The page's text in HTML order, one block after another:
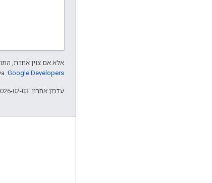
אלא אם צוין אחרת,
Google Developers‏.‏ Java הוא סימן מסחרי רשום של חברת Oracle ו/או של השותפים העצמאיים שלה.
עדכון אחרון: 2026-02-03 (שעון UTC).